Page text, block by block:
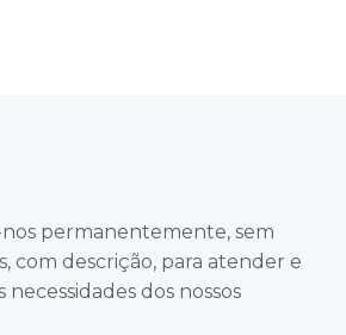
nos permanentemente, sem
com descrição, para atender e
dos nossos